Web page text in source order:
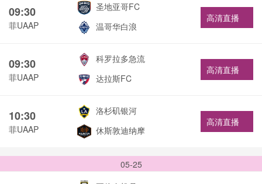
09:30
菲UAAP
圣地亚哥FC
温哥华白浪
高清直播
09:30
菲UAAP
科罗拉多急流
达拉斯FC
高清直播
10:30
菲UAAP
洛杉矶银河
休斯敦迪纳摩
高清直播
05-25